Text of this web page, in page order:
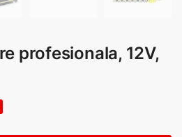
profesionala, 12V,